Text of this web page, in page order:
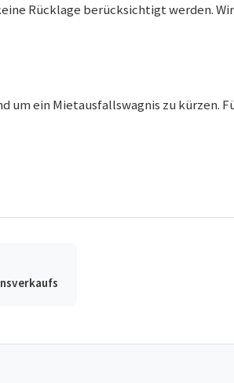
Rücklage berücksichtigt werden.
um ein Mietausfallswagnis zu kürzen.